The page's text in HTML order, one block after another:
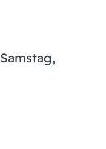
Samstag,